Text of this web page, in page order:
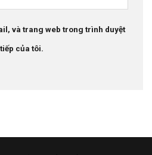
và trang web trong trình duyệt
của tôi.